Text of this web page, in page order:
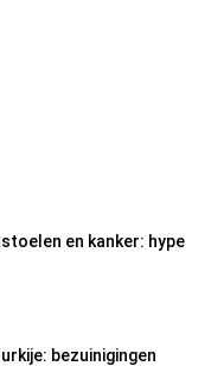
en kanker: hype
bezuinigingen